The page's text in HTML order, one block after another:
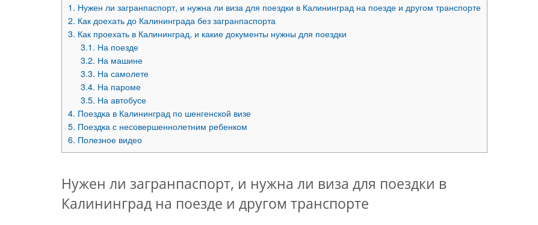
1. Нужен ли загранпаспорт, и нужна ли виза для поездки в Калининград на поезде и другом транспорте
2. Как доехать до Калининграда без загранпаспорта
3. Как проехать в Калининград, и какие документы нужны для поездки
3.1. На поезде
3.2. На машине
3.3. На самолете
3.4. На пароме
3.5. На автобусе
4. Поездка в Калининград по шенгенской визе
5. Поездка с несовершеннолетним ребенком
6. Полезное видео
Нужен ли загранпаспорт, и нужна ли виза для поездки в
Калининград на поезде и другом транспорте